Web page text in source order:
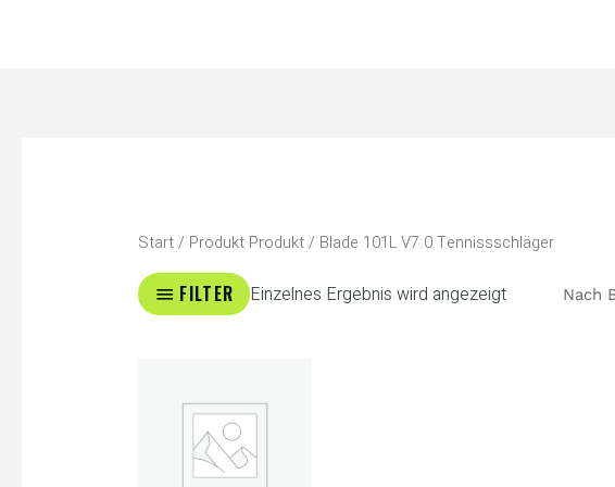
Start/ Produkt Produkt / Blade 101L V7.0 Tennissschläger
FILTER Einzelnes Ergebnis wird angezeigt